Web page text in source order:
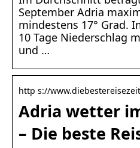
September Adria
mindestens 17° Grad.
10 Tage Niederschlag
und …
http s://
Adria wetter
– Die beste